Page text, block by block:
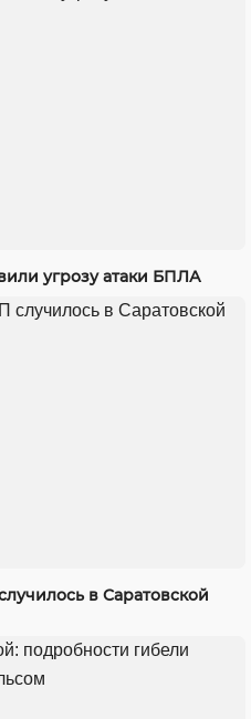
угрозу атаки БПЛА
в Саратовской